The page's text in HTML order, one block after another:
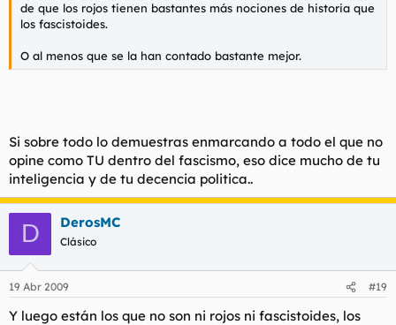
de que los rojos tienen bastantes más nociones de historia que
los fascistoides.
O al menos que se la han contado bastante mejor.
Si sobre todo lo demuestras enmarcando a todo el que no
opine como TU dentro del fascismo, eso dice mucho de tu
inteligencia y de tu decencia politica..
D DerosMC
Clásico
19 Abr 2009 #19
Y luego están los que no son ni rojos ni fascistoides, los